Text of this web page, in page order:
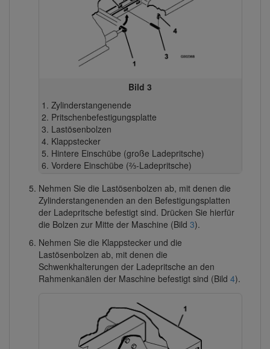
Bild 3
Zylinderstangenende
Pritschenbefestigungsplatte
Lastösenbolzen
Klappstecker
Hintere Einschübe (große Ladepritsche)
Vordere Einschübe (⅔-Ladepritsche)
Nehmen Sie die Lastösenbolzen ab, mit denen die
Zylinderstangenenden an den Befestigungsplatten
der Ladepritsche befestigt sind. Drücken Sie hierfür
die Bolzen zur Mitte der Maschine (Bild 3).
Nehmen Sie die Klappstecker und die
Lastösenbolzen ab, mit denen die
Schwenkhalterungen der Ladepritsche an den
Rahmenkanälen der Maschine befestigt sind (Bild 4).